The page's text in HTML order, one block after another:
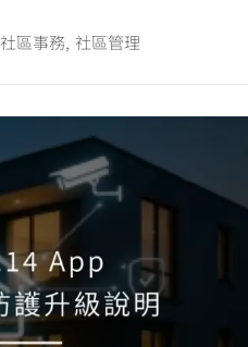
社區事務, 社區管理